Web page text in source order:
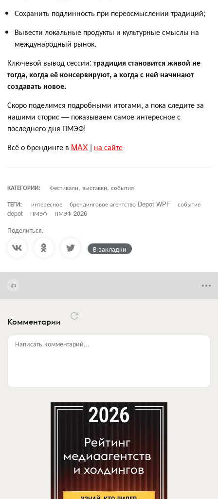
Сохранить подлинность при переосмыслении традиций;
Вывести локальные продукты и культурные смыслы на
международный рынок.
Ключевой вывод сессии: традиция становится живой не
тогда, когда её консервируют, а когда с ней начинают
создавать новое.
Скоро поделимся подробными итогами, а пока следите за
нашими сторис — показываем самое интересное с
последнего дня ПМЭФ!
Всё о брендинге в MAX | на сайте
КАТЕГОРИИ:
Фестивали, выставки, события
ТЕГИ:
интересное брендинговое агентство Depot WPF
событие
depot
ПМЭФ ПМЭФ-2026
Поделиться:
В закладки
Комментарии
Написать комментарий...